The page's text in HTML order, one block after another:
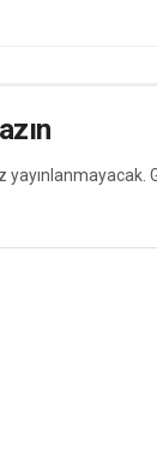
yayınlanmayacak.